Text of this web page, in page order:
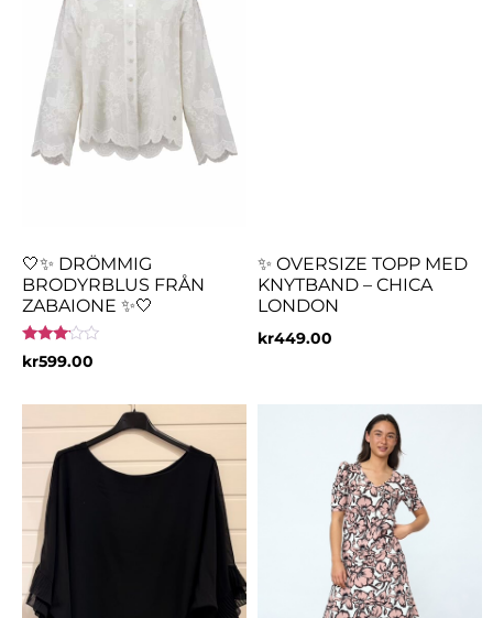
🤍✨ DRÖMMIG
BRODYRBLUS FRÅN
ZABAIONE ✨🤍
Betygsatt
3.00
kr599.00
✨ OVERSIZE TOPP MED
KNYTBAND – CHICA
LONDON
kr449.00